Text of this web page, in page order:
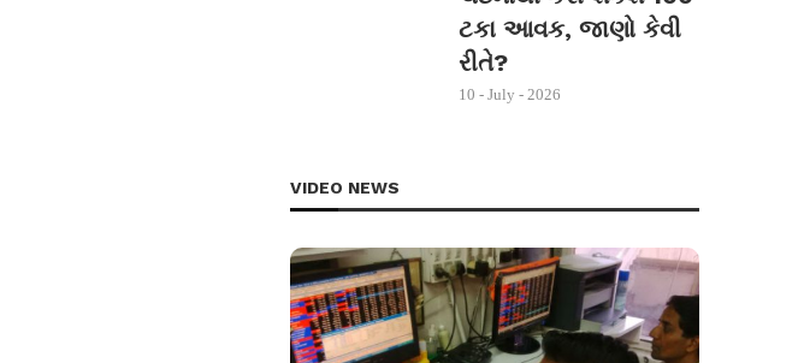
ટકા આવક, જાણો કેવી
રીતે?
10 - July - 2026
VIDEO NEWS